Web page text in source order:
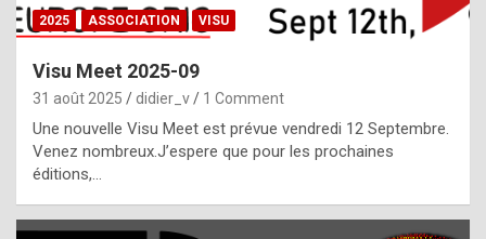
g
h
t
f
2025 ASSOCIATION VISU
Visu Meet 2025-09
31 août 2025 didier_v 1 Comment
Une nouvelle Visu Meet est prévue vendredi 12 Septembre.
Venez nombreux.J’espere que pour les prochaines
éditions,…